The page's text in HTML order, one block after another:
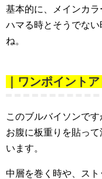
基本的に、メインカラ
ハマる時とそうでな
ね。
｜ワンポイント
このブルバイソンで
お腹に板重りを貼っ
います。
中層を巻く時や、ス